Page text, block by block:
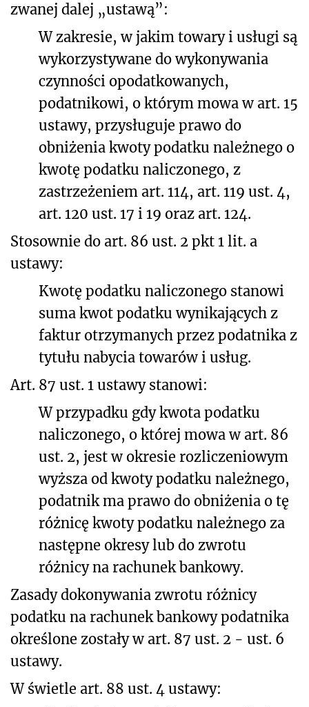
zwanej dalej „ustawą”:
W zakresie, w jakim towary i usługi są
wykorzystywane do wykonywania
czynności opodatkowanych,
podatnikowi, o którym mowa w art. 15
ustawy, przysługuje prawo do
obniżenia kwoty podatku należnego o
kwotę podatku naliczonego, z
zastrzeżeniem art. 114, art. 119 ust. 4,
art. 120 ust. 17 i 19 oraz art. 124.
Stosownie do art. 86 ust. 2 pkt 1 lit. a
ustawy:
Kwotę podatku naliczonego stanowi
suma kwot podatku wynikających z
faktur otrzymanych przez podatnika z
tytułu nabycia towarów i usług.
Art. 87 ust. 1 ustawy stanowi:
W przypadku gdy kwota podatku
naliczonego, o której mowa w art. 86
ust. 2, jest w okresie rozliczeniowym
wyższa od kwoty podatku należnego,
podatnik ma prawo do obniżenia o tę
różnicę kwoty podatku należnego za
następne okresy lub do zwrotu
różnicy na rachunek bankowy.
Zasady dokonywania zwrotu różnicy
podatku na rachunek bankowy podatnika
określone zostały w art. 87 ust. 2 - ust. 6
ustawy.
W świetle art. 88 ust. 4 ustawy: